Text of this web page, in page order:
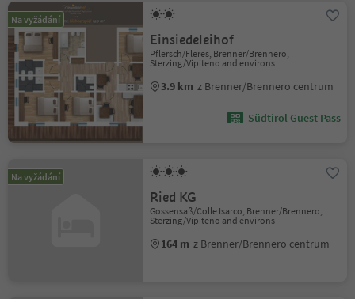
Na vyžádání
Einsiedeleihof
Pflersch/Fleres, Brenner/Brennero,
Sterzing/Vipiteno and environs
3.9 km z Brenner/Brennero centrum
Südtirol Guest Pass
Na vyžádání
Ried KG
Gossensaß/Colle Isarco, Brenner/Brennero,
Sterzing/Vipiteno and environs
164 m z Brenner/Brennero centrum